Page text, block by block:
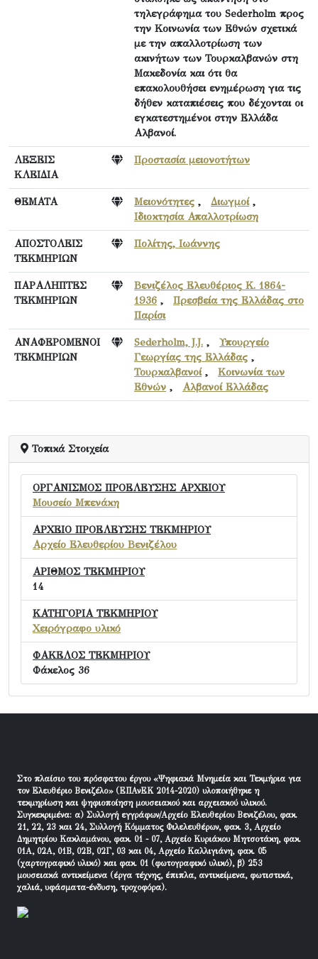
τηλεγράφημα του Sederholm προς
την Κοινωνία των Εθνών σχετικά
με την απαλλοτρίωση των
ακινήτων των Τουρκαλβανών στη
Μακεδονία και ότι θα
επακολουθήσει ενημέρωση για τις
δήθεν καταπιέσεις που δέχονται οι
εγκατεστημένοι στην Ελλάδα
Αλβανοί.
ΛΕΞΕΙΣ
ΚΛΕΙΔΙΑ
Προστασία μειονοτήτων
ΘΕΜΑΤΑ Μειονότητες , Διωγμοί,
Ιδιοκτησία Απαλλοτρίωση
ΑΠΟΣΤΟΛΕΙΣ
ΤΕΚΜΗΡΙΩΝ
Πολίτης, Ιωάννης
ΠΑΡΑΛΗΠΤΕΣ
ΤΕΚΜΗΡΙΩΝ
Βενιζέλος Ελευθέριος Κ. 1864-
1936 , Πρεσβεία της Ελλάδας στο
Παρίσι
ΑΝΑΦΕΡΟΜΕΝΟΙ
ΤΕΚΜΗΡΙΩΝ
Sederholm, J.J. , Υπουργείο
Γεωργίας της Ελλάδας ,
Τουρκαλβανοί, Κοινωνία των
Εθνών , Αλβανοί Ελλάδας
Τοπικά Στοιχεία
ΟΡΓΑΝΙΣΜΟΣ ΠΡΟΕΛΕΥΣΗΣ ΑΡΧΕΙΟΥ
Μουσείο Μπενάκη
ΑΡΧΕΙΟ ΠΡΟΕΛΕΥΣΗΣ ΤΕΚΜΗΡΙΟΥ
Αρχείο Ελευθερίου Βενιζέλου
ΑΡΙΘΜΟΣ ΤΕΚΜΗΡΙΟΥ
14
ΚΑΤΗΓΟΡΙΑ ΤΕΚΜΗΡΙΟΥ
Χειρόγραφο υλικό
ΦΑΚΕΛΟΣ ΤΕΚΜΗΡΙΟΥ
Φάκελος 36
Στο πλαίσιο του πρόσφατου έργου «Ψηφιακά Μνημεία και Τεκμήρια για
τον Ελευθέριο Βενιζέλο» (ΕΠΑνΕΚ 2014-2020) υλοποιήθηκε η
τεκμηρίωση και ψηφιοποίηση μουσειακού και αρχειακού υλικού.
Συγκεκριμένα: α) Συλλογή εγγράφων/Αρχείο Ελευθερίου Βενιζέλου, φακ.
21, 22, 23 και 24, Συλλογή Κόμματος Φιλελευθέρων, φακ. 3, Αρχείο
Δημητρίου Κακλαμάνου, φακ. 01 - 07, Αρχείο Κυριάκου Μητσοτάκη, φακ.
01Α, 02Α, 01Β, 02Β, 02Γ, 03 και 04, Αρχείο Καλλιγιάνη, φακ. 05
(χαρτογραφικό υλικό) και φακ. 01 (φωτογραφικό υλικό), β) 253
μουσειακά αντικείμενα (έργα τέχνης, έπιπλα, αντικείμενα, φωτιστικά,
χαλιά, υφάσματα-ένδυση, τροχοφόρα).